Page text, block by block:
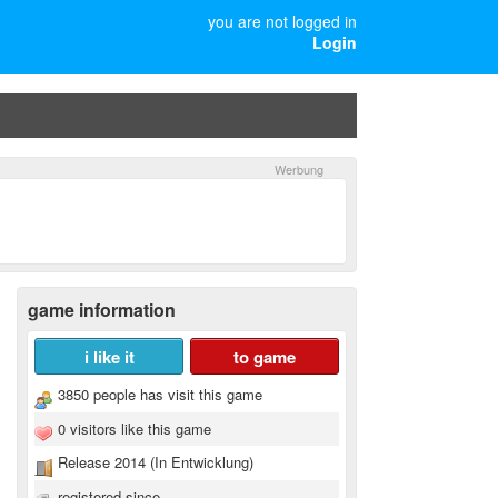
you are not logged in
Login
game information
i like it to game
3850 people has visit this game
0 visitors like this game
Release 2014 (In Entwicklung)